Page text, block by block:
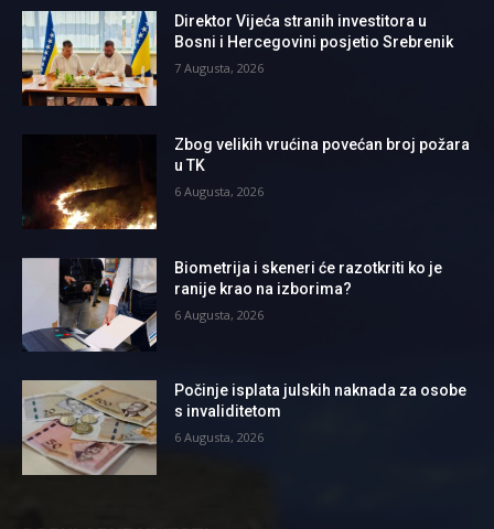
Direktor Vijeća stranih investitora u
Bosni i Hercegovini posjetio Srebrenik
7 Augusta, 2026
Zbog velikih vrućina povećan broj požara
u TK
6 Augusta, 2026
Biometrija i skeneri će razotkriti ko je
ranije krao na izborima?
6 Augusta, 2026
Počinje isplata julskih naknada za osobe
s invaliditetom
6 Augusta, 2026